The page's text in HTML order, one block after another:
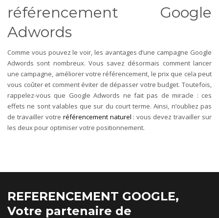
référencement Google
Adwords
Comme vous pouvez le voir, les avantages d’une campagne Google
Adwords sont nombreux. Vous savez désormais comment lancer
une campagne, améliorer votre référencement, le prix que cela peut
vous coûter et comment éviter de dépasser votre budget. Toutefois,
rappelez-vous que Google Adwords ne fait pas de miracle : ces
effets ne sont valables que sur du court terme. Ainsi, n’oubliez pas
de travailler votre référencement naturel : vous devez travailler sur
les deux pour optimiser votre positionnement.
REFERENCEMENT GOOGLE,
Votre partenaire de